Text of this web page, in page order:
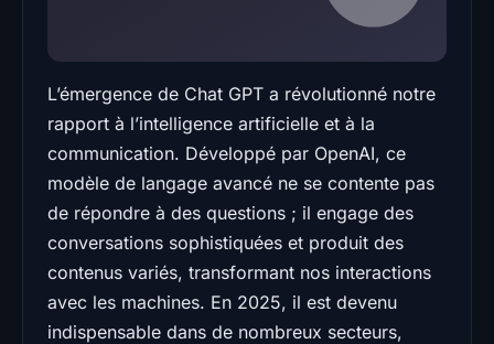
L’émergence de Chat GPT a révolutionné notre
rapport à l’intelligence artificielle et à la
communication. Développé par OpenAI, ce
modèle de langage avancé ne se contente pas
de répondre à des questions ; il engage des
conversations sophistiquées et produit des
contenus variés, transformant nos interactions
avec les machines. En 2025, il est devenu
indispensable dans de nombreux secteurs,